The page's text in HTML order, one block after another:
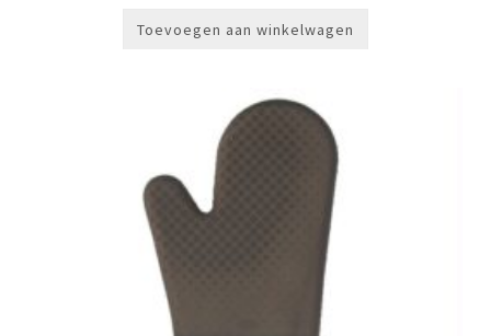
Toevoegen aan winkelwagen